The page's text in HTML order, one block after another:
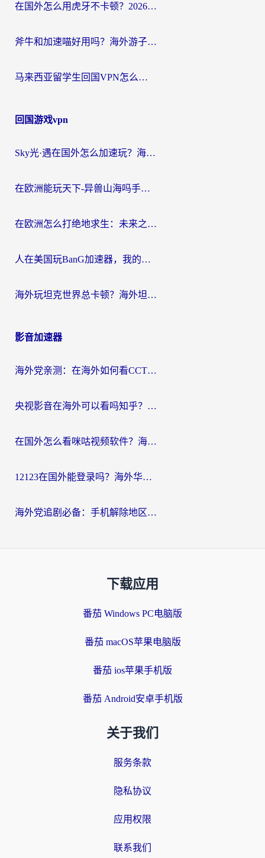
在国外怎么用虎牙不卡顿？2026海外华人亲测有效的回国加速器选择指南
斧牛和加速喵好用吗？海外游子的真实选择困境
马来西亚留学生回国VPN怎么选？3个避坑点+1款实测好用的加速器推荐
回国游戏vpn
Sky光·遇在国外怎么加速玩？海外党亲测有效的国服游戏加速指南
在欧洲能玩天下-异兽山海吗手游？海外玩家的加速器生存指南
在欧洲怎么打绝地求生：未来之役不卡？留学生亲测的加速器避坑指南
人在美国玩BanG加速器，我的延迟终于绿了
海外玩坦克世界总卡顿？海外坦克世界加速器有哪些？实测好用的选择在这里
影音加速器
海外党亲测：在海外如何看CCTV？告别“仅限大陆播放”的实用指南
央视影音在海外可以看吗知乎？留学生亲测：3步解决地域限制+追剧自由
在国外怎么看咪咕视频软件？海外党亲测有效的回国加速方案
12123在国外能登录吗？海外华人必看的回国加速实用指南
海外党追剧必备：手机解除地区限制app怎么选？解决央视视频&国内剧地区限制全指南
下载应用
番茄 Windows PC电脑版
番茄 macOS苹果电脑版
番茄 ios苹果手机版
番茄 Android安卓手机版
关于我们
服务条款
隐私协议
应用权限
联系我们